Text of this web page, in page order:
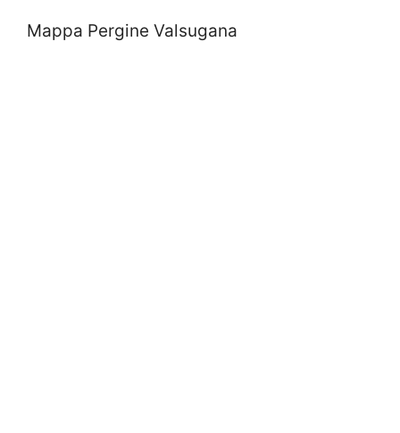
Mappa Pergine Valsugana